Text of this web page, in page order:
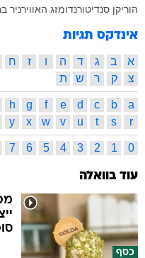
הוריקן סנדיטורנדומזג האווירניר
אינדקס תגיות
א ב ג ד ה ו ז ח
צ
ק ר ש ת
a
b
c
d
e
f
g
h
r
s
t
u
v
w
x
y
0
1
2
3
4
5
6
7
עוד בוואלה
כסף